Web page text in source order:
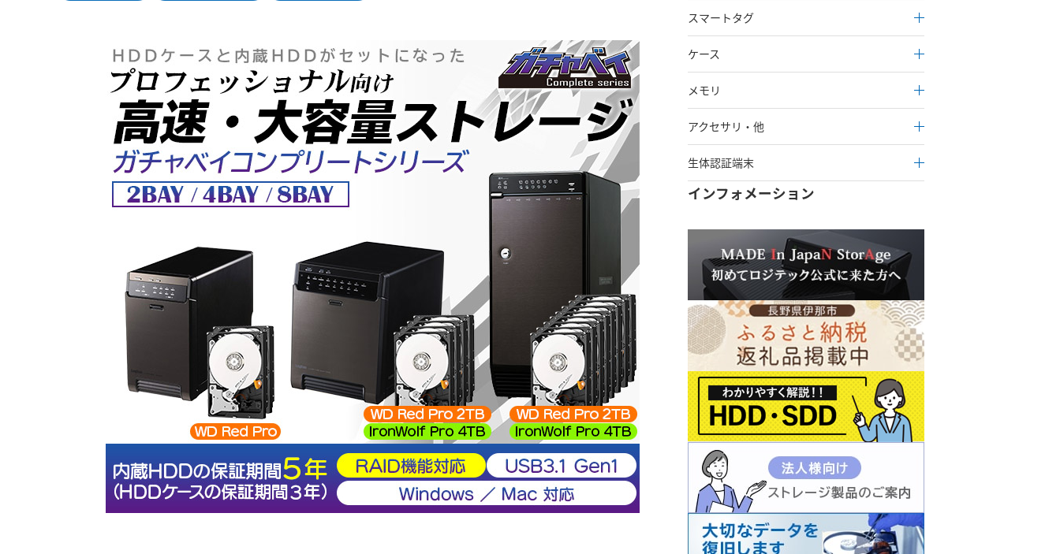
スマートタグ
ケース
メモリ
アクセサリ・他
生体認証端末
インフォメーション